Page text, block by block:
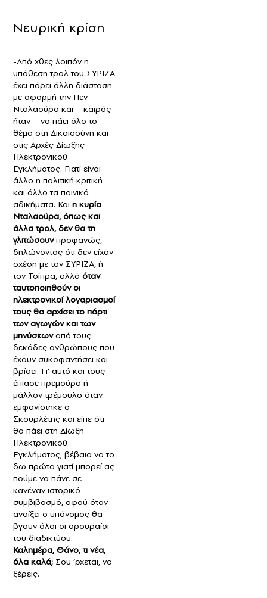
Νευρική κρίση
-Από χθες λοιπόν η
υπόθεση τρολ του ΣΥΡΙΖΑ
έχει πάρει άλλη διάσταση
με αφορμή την Πεν
Νταλαούρα και – καιρός
ήταν – να πάει όλο το
θέμα στη Δικαιοσύνη και
στις Αρχές Δίωξης
Ηλεκτρονικού
Εγκλήματος. Γιατί είναι
άλλο η πολιτική κριτική
και άλλο τα ποινικά
αδικήματα. Και η κυρία
Νταλαούρα, όπως και
άλλα τρολ, δεν θα τη
γλιτώσουνπροφανώς,
δηλώνοντας ότι δεν είχαν
σχέση με τον ΣΥΡΙΖΑ, ή
τον Τσίπρα, αλλά όταν
ταυτοποιηθούν οι
ηλεκτρονικοί λογαριασμοί
τους θα αρχίσει το πάρτι
των αγωγών και των
μηνύσεωναπό τους
δεκάδες ανθρώπους που
έχουν συκοφαντήσει και
βρίσει. Γι’ αυτό και τους
έπιασε πρεμούρα ή
μάλλον τρέμουλο όταν
εμφανίστηκε ο
Σκουρλέτης και είπε ότι
θα πάει στη Δίωξη
Ηλεκτρονικού
Εγκλήματος, βέβαια να το
δω πρώτα γιατί μπορεί ας
πούμε να πάνε σε
κανέναν ιστορικό
συμβιβασμό, αφού όταν
ανοίξει ο υπόνομος θα
βγουν όλοι οι αρουραίοι
του διαδικτύου.
Καλημέρα, Θάνο, τι νέα,
όλα καλά; Σου ‘ρχεται, να
ξέρεις.